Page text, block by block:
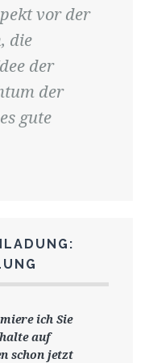
vor der
die
der
der
gute
ich Sie
auf
schon jetzt